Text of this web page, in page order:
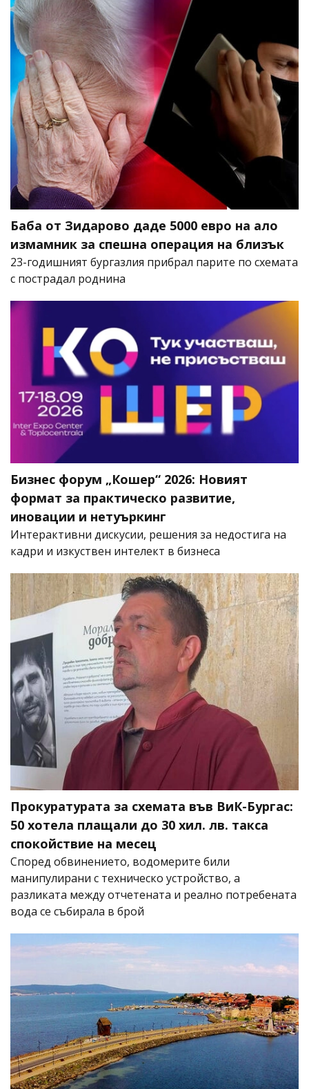
Баба от Зидарово даде 5000 евро на ало
измамник за спешна операция на близък
23-годишният бургазлия прибрал парите по схемата
с пострадал роднина
Бизнес форум „Кошер“ 2026: Новият
формат за практическо развитие,
иновации и нетуъркинг
Интерактивни дискусии, решения за недостига на
кадри и изкуствен интелект в бизнеса
Прокуратурата за схемата във ВиК-Бургас:
50 хотела плащали до 30 хил. лв. такса
спокойствие на месец
Според обвинението, водомерите били
манипулирани с техническо устройство, а
разликата между отчетената и реално потребената
вода се събирала в брой